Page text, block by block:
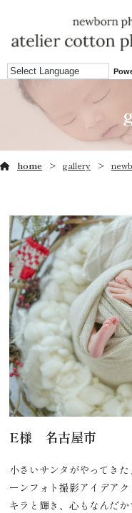
home gallery
E様 名古屋市
小さいサンタがやってき
ーンフォト撮影アイデア
キラと輝き、心もなんだ